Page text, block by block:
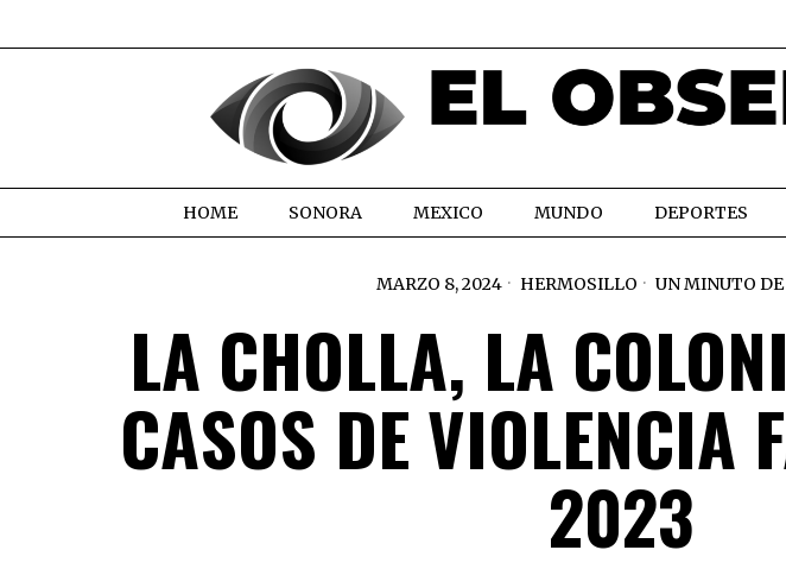
HOME SONORA MEXICO MUNDO DEPORTES
MARZO 8, 2024 HERMOSILLO UN MINUTO
LA CHOLLA, LA
CASOS DE VIOLENCIA
2023